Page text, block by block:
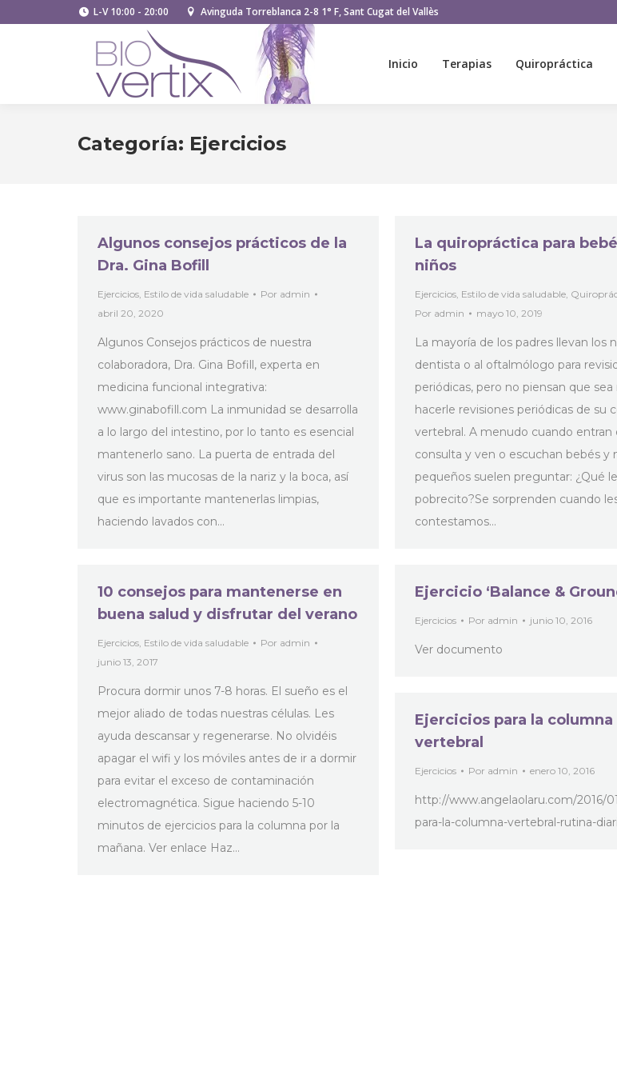
L-V 10:00 - 20:00 Avinguda Torreblanca 2-8 1° F, Sant Cugat del Vallès
Inicio Terapias Quiropráctica
Categoría: Ejercicios
Algunos consejos prácticos de la
Dra. Gina Bofill
Ejercicios, Estilo de vida saludable Por admin
abril 20, 2020
Algunos Consejos prácticos de nuestra
colaboradora, Dra. Gina Bofill, experta en
medicina funcional integrativa:
www.ginabofill.com La inmunidad se desarrolla
a lo largo del intestino, por lo tanto es esencial
mantenerlo sano. La puerta de entrada del
virus son las mucosas de la nariz y la boca, así
que es importante mantenerlas limpias,
haciendo lavados con…
La quiropráctica para
niños
Ejercicios, Estilo de vida saludable,
Por admin mayo 10, 2019
La mayoría de los padres llevan los
dentista o al oftalmólogo para
periódicas, pero no piensan que sea
hacerle revisiones periódicas de su
vertebral. A menudo cuando entran
consulta y ven o escuchan bebés y
pequeños suelen preguntar: ¿Qué
pobrecito?Se sorprenden cuando
contestamos…
10 consejos para mantenerse en
buena salud y disfrutar del verano
Ejercicios, Estilo de vida saludable Por admin
junio 13, 2017
Procura dormir unos 7-8 horas. El sueño es el
mejor aliado de todas nuestras células. Les
ayuda descansar y regenerarse. No olvidéis
apagar el wifi y los móviles antes de ir a dormir
para evitar el exceso de contaminación
electromagnética. Sigue haciendo 5-10
minutos de ejercicios para la columna por la
mañana. Ver enlace Haz…
Ejercicio ‘Balance &
Ejercicios Por admin junio 10, 2016
Ver documento
Ejercicios para la columna
vertebral
Ejercicios Por admin enero 10, 2016
http://www.angelaolaru.com/2016/
para-la-columna-vertebral-rutina-